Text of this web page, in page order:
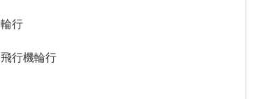
輪行
飛行機輪行